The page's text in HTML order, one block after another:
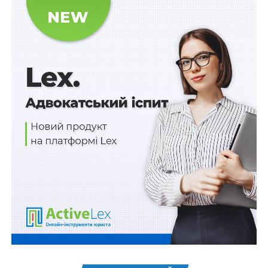
індивідуального захисту військові адміністрації
можуть за попередньою оплатою
Під час розрахунку та встановлення цін положення
щодо визначення ціни на основі розрахунково-
калькуляційних матеріалів, встановлені Порядком
формування та коригування очікуваної вартості
товарів, робіт і послуг оборонного призначення,
закупівля яких здійснюється за неконкурентною
процедурою, затвердженим постановою Кабінету
Міністрів України від 17 березня 2021 р.№ 309та
умови договорів, укладених відповідно до цього
Відмова від відшкодування витрат виконавця у
складі ціни товарів (робіт, послуг), обґрунтованих
технічною, технологічною документацією та
обліковою політикою виконавця, не допускається.